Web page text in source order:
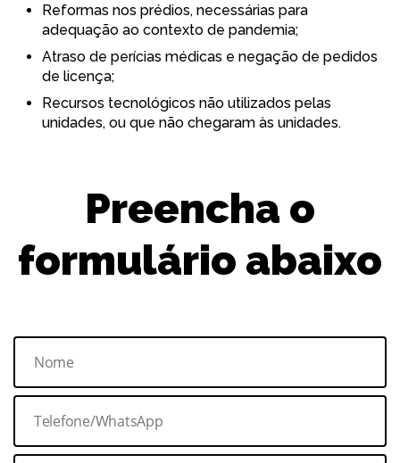
Reformas nos prédios, necessárias para
adequação ao contexto de pandemia;
Atraso de perícias médicas e negação de pedidos
de licença;
Recursos tecnológicos não utilizados pelas
unidades, ou que não chegaram às unidades.
Preencha o
formulário abaixo